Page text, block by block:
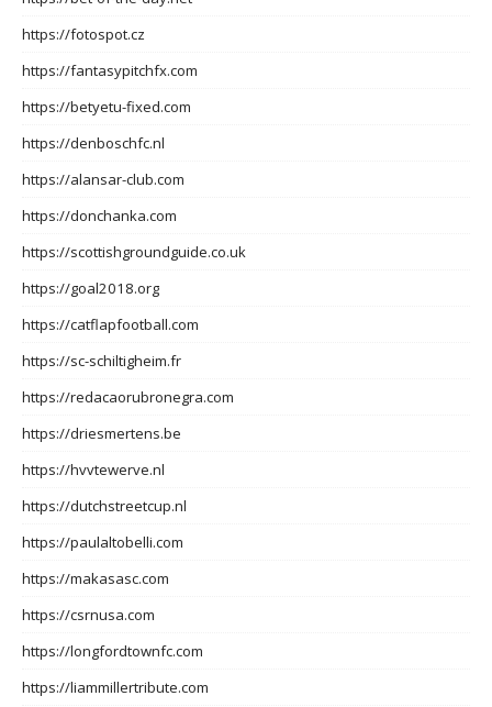
https://fotospot.cz
https://fantasypitchfx.com
https://betyetu-fixed.com
https://denboschfc.nl
https://alansar-club.com
https://donchanka.com
https://scottishgroundguide.co.uk
https://goal2018.org
https://catflapfootball.com
https://sc-schiltigheim.fr
https://redacaorubronegra.com
https://driesmertens.be
https://hvvtewerve.nl
https://dutchstreetcup.nl
https://paulaltobelli.com
https://makasasc.com
https://csrnusa.com
https://longfordtownfc.com
https://liammillertribute.com